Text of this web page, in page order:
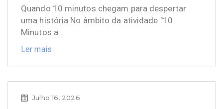
Quando 10 minutos chegam para despertar
uma história No âmbito da atividade "10
Minutos a…
Ler mais
Julho 16, 2026